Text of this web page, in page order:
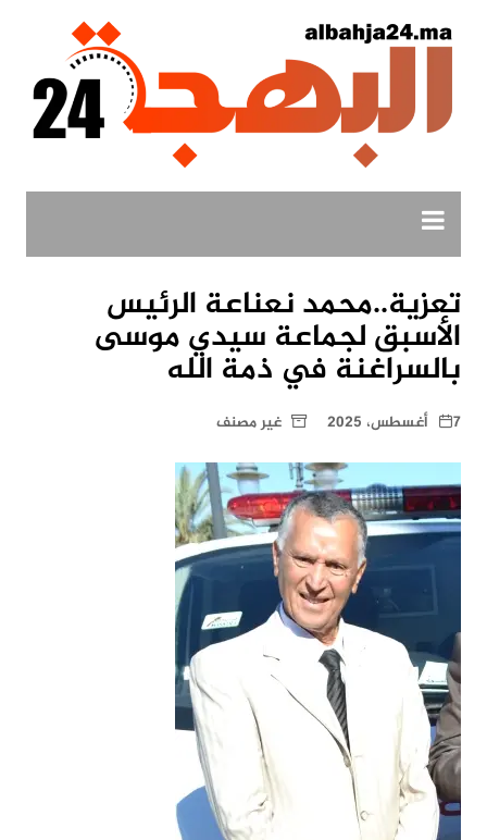
تعزية..محمد نعناعة الرئيس
الأسبق لجماعة سيدي موسى
بالسراغنة في ذمة الله
7 أغسطس، 2025 غير مصنف